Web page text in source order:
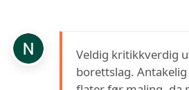
Veldig kritikkverdig
borettslag.